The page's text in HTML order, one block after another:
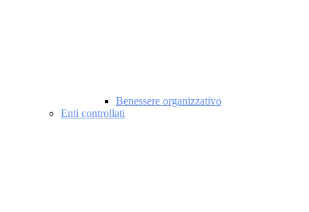
Benessere organizzativo
Enti controllati